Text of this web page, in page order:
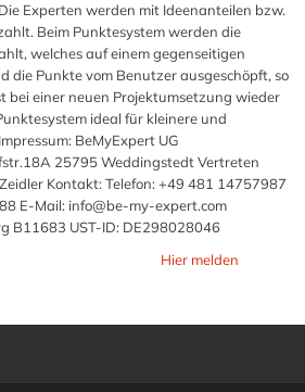
Experten werden mit Ideenanteilen bzw.
Beim Punktesystem werden die
welches auf einem gegenseitigen
die Punkte vom Benutzer ausgeschöpft, so
bei einer neuen Projektumsetzung wieder
ideal für kleinere und
BeMyExpert UG
25795 Weddingstedt Vertreten
Kontakt: Telefon: +49 481 14757987
E-Mail: info@be-my-expert.com
B11683 UST-ID: DE298028046
Hier melden